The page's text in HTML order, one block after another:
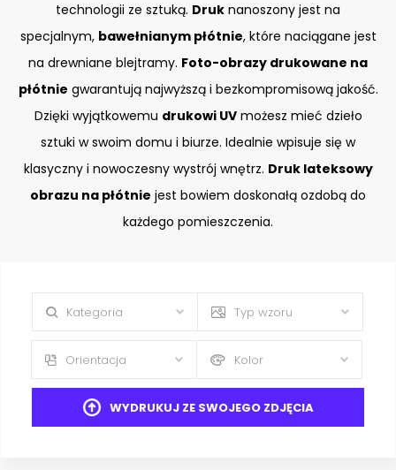
technologii ze sztuką. Druk nanoszony jest na
specjalnym, bawełnianym płótnie, które naciągane jest
na drewniane blejtramy. Foto-obrazy drukowane na
płótnie gwarantują najwyższą i bezkompromisową jakość.
Dzięki wyjątkowemu drukowi UVmożesz mieć dzieło
sztuki w swoim domu i biurze. Idealnie wpisuje się w
klasyczny i nowoczesny wystrój wnętrz. Druk lateksowy
obrazu na płótnie jest bowiem doskonałą ozdobą do
każdego pomieszczenia.
Kategoria Typ wzoru
Orientacja Kolor
WYDRUKUJ ZE SWOJEGO ZDJĘCIA